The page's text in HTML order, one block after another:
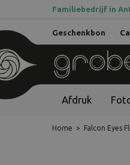
Familiebedrijf in
Geschenkbon
Afdruk
Home > Falcon Eyes